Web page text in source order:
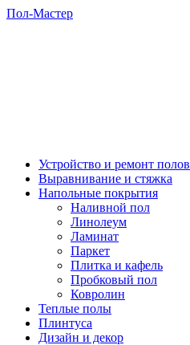
Пол-Мастер
Устройство и ремонт полов
Выравнивание и стяжка
Напольные покрытия
Наливной пол
Линолеум
Ламинат
Паркет
Плитка и кафель
Пробковый пол
Ковролин
Теплые полы
Плинтуса
Дизайн и декор